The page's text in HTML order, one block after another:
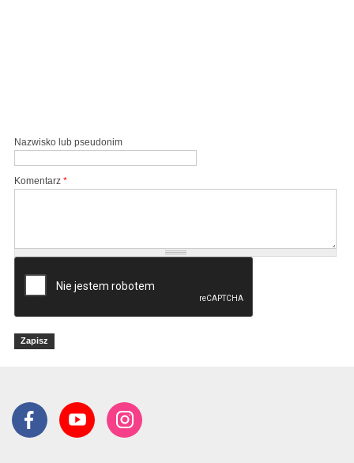
Nazwisko lub pseudonim
Komentarz *